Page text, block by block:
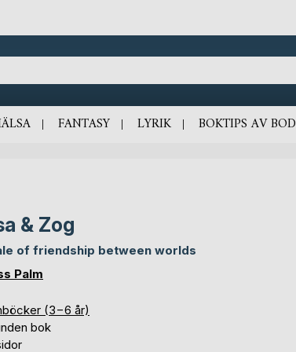
FANTASY LYRIK BOKTIPS AV BOD
& Zog
of friendship between worlds
Palm
(3−6 år)
bok